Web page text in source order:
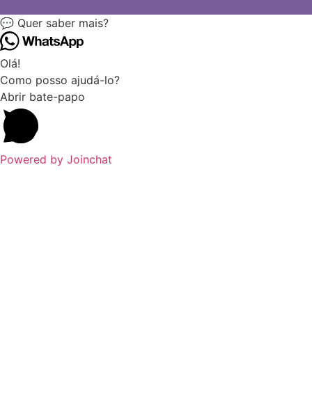
💬 Quer saber mais?
Olá!
Como posso ajudá-lo?
Abrir bate-papo
Powered by Joinchat